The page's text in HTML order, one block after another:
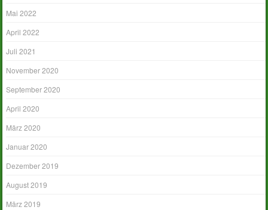
Mai 2022
April 2022
Juli 2021
November 2020
September 2020
April 2020
März 2020
Januar 2020
Dezember 2019
August 2019
März 2019